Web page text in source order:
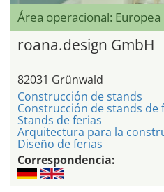
Área operacional: Europea
roana.design GmbH
82031 Grünwald
Construcción de stands
Construcción de stands de
Stands de ferias
Arquitectura para la
Diseño de ferias
Correspondencia: